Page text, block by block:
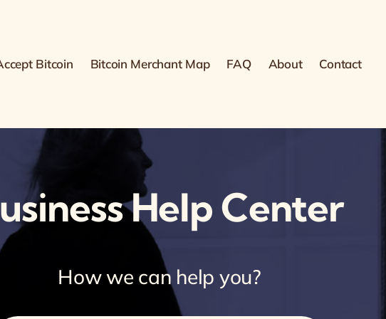
Bitcoin Bitcoin Merchant Map FAQ About Contact
Help Center
How we can help you?